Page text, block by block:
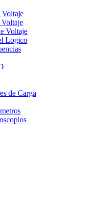
Voltaje
Voltaje
Voltaje
Logico
de Carga